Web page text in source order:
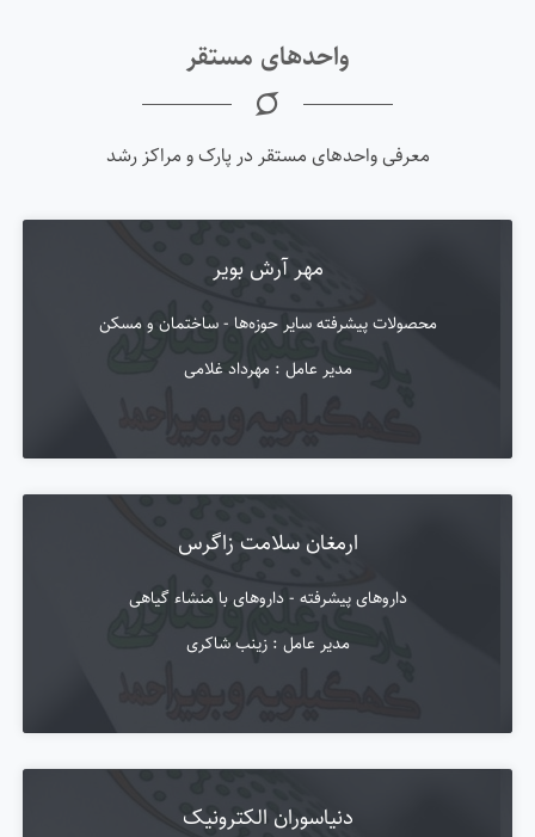
واحدهای مستقر
معرفی واحدهای مستقر در پارک و مراکز رشد
مهر آرش بویر
محصولات پیشرفته سایر حوزه‌ها - ساختمان و مسکن
مدیر عامل : مهرداد غلامی
ارمغان سلامت زاگرس
داروهای پیشرفته - داروهای با منشاء گیاهی
مدیر عامل : زینب شاکری
دنیاسوران الکترونیک